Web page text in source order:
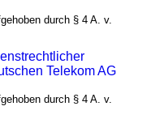
durch § 4 A. v.
Telekom AG
durch § 4 A. v.